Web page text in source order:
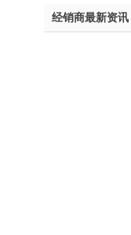
经销商最新资讯